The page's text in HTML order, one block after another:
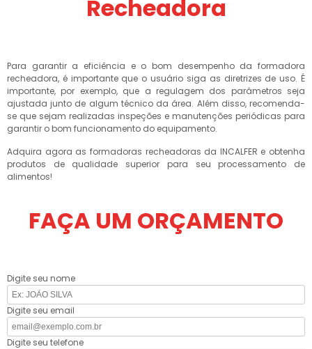
Recheadora
Para garantir a eficiência e o bom desempenho da formadora
recheadora, é importante que o usuário siga as diretrizes de uso. É
importante, por exemplo, que a regulagem dos parâmetros seja
ajustada junto de algum técnico da área. Além disso, recomenda-
se que sejam realizadas inspeções e manutenções periódicas para
garantir o bom funcionamento do equipamento.
Adquira agora as formadoras recheadoras da INCALFER e obtenha
produtos de qualidade superior para seu processamento de
alimentos!
FAÇA UM ORÇAMENTO
Digite seu nome
Digite seu email
Digite seu telefone